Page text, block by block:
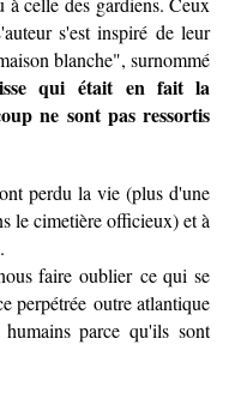
s'est inspiré de leur
blanche", surnommé
qui était en fait la
ne sont pas ressortis
perdu la vie (plus d'une
le cimetière officieux) et à
faire oublier ce qui se
perpétrée outre atlantique
parce qu'ils sont